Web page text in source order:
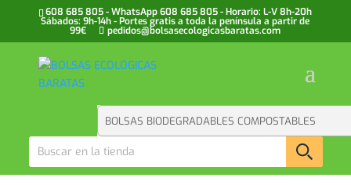
608 685 805 - WhatsApp 608 685 805 - Horario: L-V 8h-20h
Sábados: 9h-14h - Portes gratis a toda la península a partir de
99€ pedidos@bolsasecologicasbaratas.com